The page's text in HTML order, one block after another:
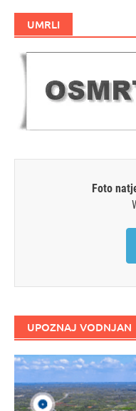
UMRLI
Foto
UPOZNAJ VODNJAN